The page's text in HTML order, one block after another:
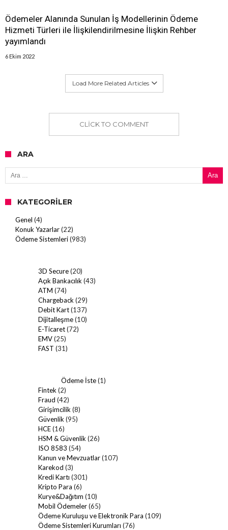
Ödemeler Alanında Sunulan İş Modellerinin Ödeme
Hizmeti Türleri ile İlişkilendirilmesine İlişkin Rehber
yayımlandı
6 Ekim 2022
Load More Related Articles
CLICK TO COMMENT
ARA
Arama:
KATEGORILER
Genel (4)
Konuk Yazarlar(22)
Ödeme Sistemleri(983)
3D Secure(20)
Açık Bankacılık (43)
ATM (74)
Chargeback (29)
Debit Kart(137)
Dijitalleşme(10)
E-Ticaret(72)
EMV(25)
FAST (31)
Ödeme İste(1)
Fintek (2)
Fraud (42)
Girişimcilik (8)
Güvenlik (95)
HCE(16)
HSM & Güvenlik (26)
ISO 8583 (54)
Kanun ve Mevzuatlar(107)
Karekod (3)
Kredi Kartı (301)
Kripto Para (6)
Kurye&Dağıtım (10)
Mobil Ödemeler(65)
Ödeme Kuruluşu ve Elektronik Para (109)
Ödeme Sistemleri Kurumları (76)